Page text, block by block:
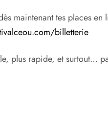
maintenant tes places en
billetterie
plus rapide, et surtout…